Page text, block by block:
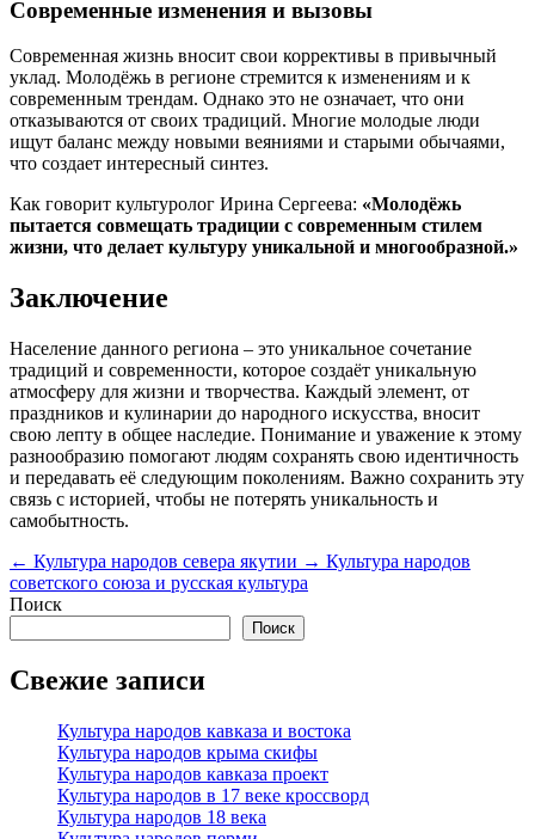
Современные изменения и вызовы
Современная жизнь вносит свои коррективы в привычный
уклад. Молодёжь в регионе стремится к изменениям и к
современным трендам. Однако это не означает, что они
отказываются от своих традиций. Многие молодые люди
ищут баланс между новыми веяниями и старыми обычаями,
что создает интересный синтез.
Как говорит культуролог Ирина Сергеева: «Молодёжь
пытается совмещать традиции с современным стилем
жизни, что делает культуру уникальной и многообразной.»
Заключение
Население данного региона – это уникальное сочетание
традиций и современности, которое создаёт уникальную
атмосферу для жизни и творчества. Каждый элемент, от
праздников и кулинарии до народного искусства, вносит
свою лепту в общее наследие. Понимание и уважение к этому
разнообразию помогают людям сохранять свою идентичность
и передавать её следующим поколениям. Важно сохранить эту
связь с историей, чтобы не потерять уникальность и
самобытность.
← Культура народов севера якутии → Культура народов
советского союза и русская культура
Поиск
Поиск
Свежие записи
Культура народов кавказа и востока
Культура народов крыма скифы
Культура народов кавказа проект
Культура народов в 17 веке кроссворд
Культура народов 18 века